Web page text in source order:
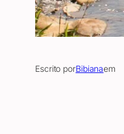
Escrito porBibianaem